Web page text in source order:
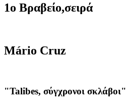
1ο Βραβείο,σειρά
Mário Cruz
"Talibes, σύγχρονοι σκλάβοι"